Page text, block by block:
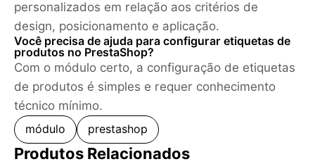
personalizados em relação aos critérios de
design, posicionamento e aplicação.
Você precisa de ajuda para configurar etiquetas de
produtos no PrestaShop?
Com o módulo certo, a configuração de etiquetas
de produtos é simples e requer conhecimento
técnico mínimo.
módulo prestashop
Produtos Relacionados